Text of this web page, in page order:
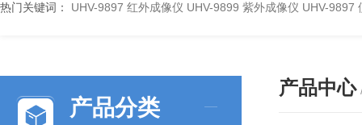
热门关键词： UHV-9897 红外成像仪 UHV-9899 紫外成像仪 UHV-9897
产品分类
产品中心